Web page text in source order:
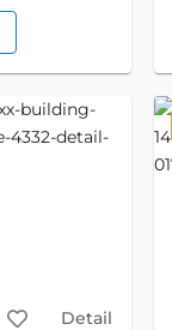
Detail